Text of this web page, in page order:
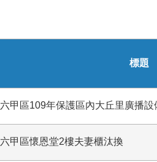
標題
六甲區109年保護區內大丘里廣播設
六甲區懷恩堂2樓夫妻櫃汰換